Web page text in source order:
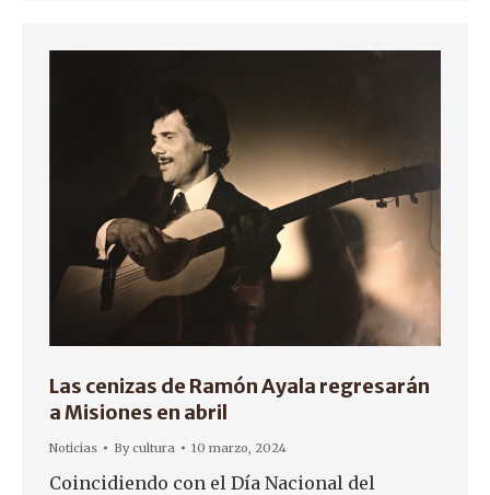
Las cenizas de Ramón Ayala regresarán
a Misiones en abril
Noticias Bycultura 10 marzo, 2024
Coincidiendo con el Día Nacional del